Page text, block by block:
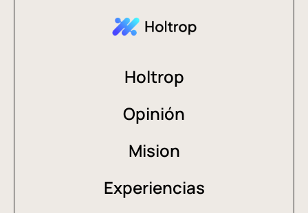
Holtrop
Opinión
Mision
Experiencias